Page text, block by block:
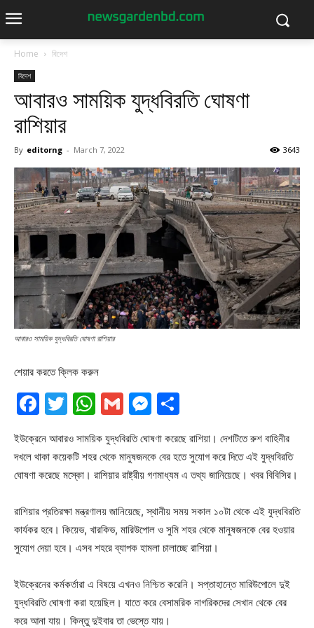
Home বিদেশ
বিদেশ
আবারও সাময়িক যুদ্ধবিরতি ঘোষণা
রাশিয়ার
By editorng - March 7, 2022 3643
আবারও সাময়িক যুদ্ধবিরতি ঘোষণা রাশিয়ার
শেয়ার করতে ক্লিক করুন
Facebook
Twitter
WhatsApp
GmailMessenger
ইউক্রেনে আবারও সাময়িক যুদ্ধবিরতি ঘোষণা করেছে রাশিয়া। দেশটিতে রুশ বাহিনীর
দখলে থাকা কয়েকটি শহর থেকে মানুষজনকে বের হতে সুযোগ করে দিতে এই যুদ্ধবিরতি
ঘোষণা করেছে মস্কো। রাশিয়ার রাষ্ট্রীয় গণমাধ্যম এ তথ্য জানিয়েছে। খবর বিবিসির।
রাশিয়ার প্রতিরক্ষা মন্ত্রণালয় জানিয়েছে, স্থানীয় সময় সকাল ১০টা থেকে এই যুদ্ধবিরতি
কার্যকর হবে। কিয়েভ, খারকিভ, মারিউপোল ও সুমি শহর থেকে মানুষজনকে বের হওয়ার
সুযোগ দেয়া হবে। এসব শহরে ব্যাপক হামলা চালাচ্ছে রাশিয়া।
ইউক্রেনের কর্মকর্তারা এ বিষয়ে এখনও নিশ্চিত করেনি। সপ্তাহান্তে মারিউপোলে দুই
যুদ্ধবিরতি ঘোষণা করা হয়েছিল। যাতে করে বেসামরিক নাগরিকদের সেখান থেকে বের
করে আনা যায়। কিন্তু দুইবার তা ভেস্তে যায়।